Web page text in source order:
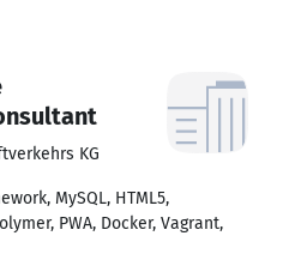
KG
MySQL, HTML5,
PWA, Docker, Vagrant,